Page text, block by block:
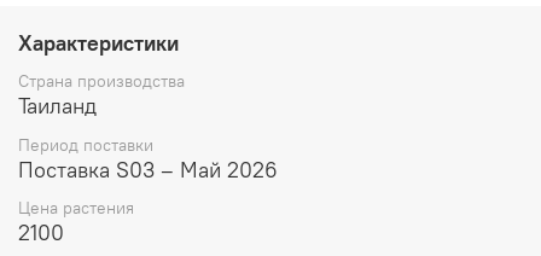
скидки, уточнен способ доставки, сделано
бронирование и т.д.). Затем вам будут высланы
согласованные счета со ссылками на оплату услуг и
растений. При этом предварительный заказ теряет силу.
Внимание: фото в каталоге демонстрирует сорт, а не
размере, указанном в карточке товара ниже.
Характеристики
Страна производства
Таиланд
Период поставки
Поставка S03 – Май 2026
Цена растения
2100